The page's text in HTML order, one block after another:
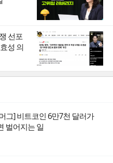
선포
성 의
그] 비트코인 6만7천 달러가
벌어지는 일